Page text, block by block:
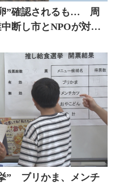
”確認されるも… 周
断し市とNPOが対応
” ブリかま、メンチ